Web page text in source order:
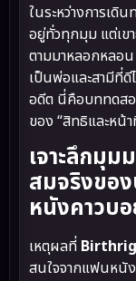
ในระหว่างการเดิ
อยู่ทั่วทุกมุม แต่เข
ตามมาหลอกหลอน
เป็นพ่อและสามีที่ดี
อดีต นี่คือบททดสอ
ของ “สิทธิและหน้
เจาะลึกมุ
สมจริงของ
หนังคาวบ
เหตุผลที่
สนใจจากแฟนหนั